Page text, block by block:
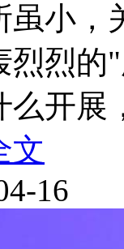
虽小，
烈烈的
么开展
文
16